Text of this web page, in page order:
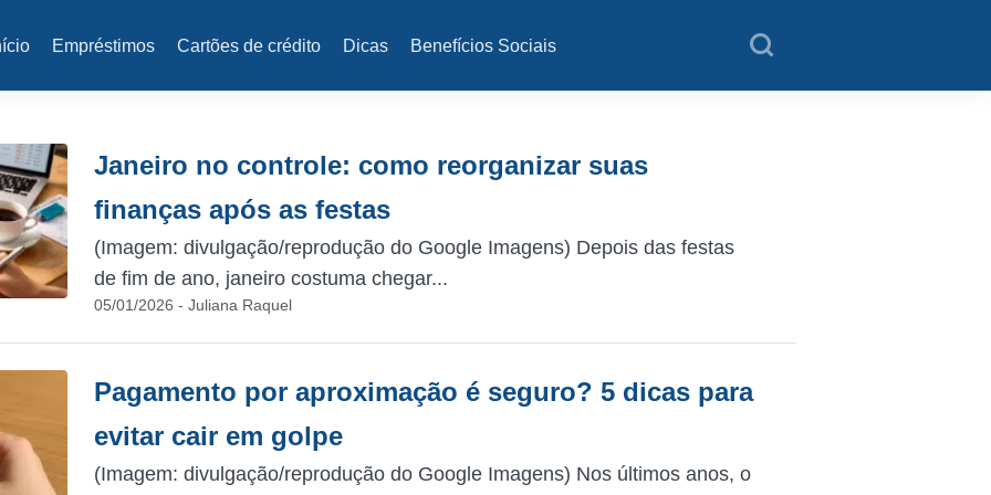
Empréstimos Cartões de crédito Dicas Benefícios Sociais
Janeiro no controle: como reorganizar suas
finanças após as festas
(Imagem: divulgação/reprodução do Google Imagens) Depois das festas
de fim de ano, janeiro costuma chegar...
05/01/2026 - Juliana Raquel
Pagamento por aproximação é seguro? 5 dicas para
evitar cair em golpe
(Imagem: divulgação/reprodução do Google Imagens) Nos últimos anos, o